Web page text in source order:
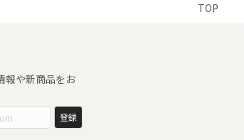
TOP
報や新商品をお
登録